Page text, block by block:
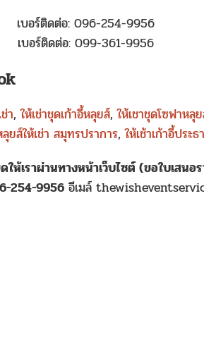
เบอร์ติดต่อ: 096-254-9956
เบอร์ติดต่อ: 099-361-9956
า, ให้เช่าชุดเก้าอี้หลุยส์, ให้เชาชุดโซฟาหลุ
ยส์ให้เช่า สมุทรปราการ, ให้เช้าเก้าอี้ประ
ห้เราผ่านทางหน้าเว็บไซต์ (ขอใบเสนอ
254-9956 อีเมล์